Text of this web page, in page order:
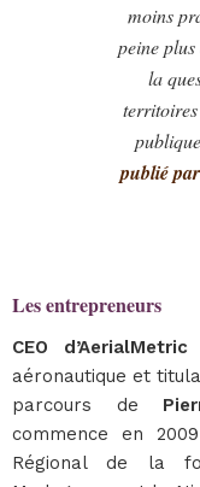
moins
peine
la
publié
Les entrepreneurs
CEO d’AerialMetric
aéronautique et
parcours de
commence en
Régional de la